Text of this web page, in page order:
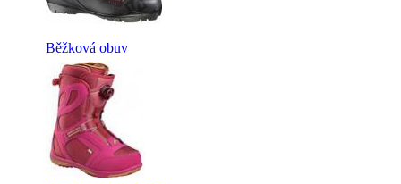
Běžková obuv